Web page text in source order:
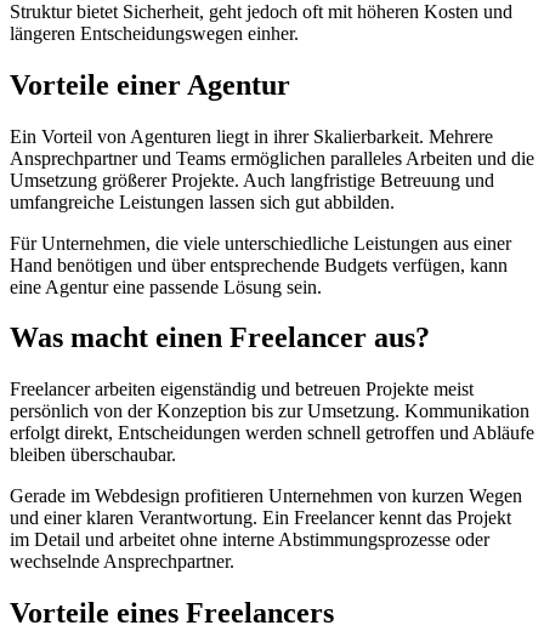
Struktur bietet Sicherheit, geht jedoch oft mit höheren Kosten und
längeren Entscheidungswegen einher.
Vorteile einer Agentur
Ein Vorteil von Agenturen liegt in ihrer Skalierbarkeit. Mehrere
Ansprechpartner und Teams ermöglichen paralleles Arbeiten und die
Umsetzung größerer Projekte. Auch langfristige Betreuung und
umfangreiche Leistungen lassen sich gut abbilden.
Für Unternehmen, die viele unterschiedliche Leistungen aus einer
Hand benötigen und über entsprechende Budgets verfügen, kann
eine Agentur eine passende Lösung sein.
Was macht einen Freelancer aus?
Freelancer arbeiten eigenständig und betreuen Projekte meist
persönlich von der Konzeption bis zur Umsetzung. Kommunikation
erfolgt direkt, Entscheidungen werden schnell getroffen und Abläufe
bleiben überschaubar.
Gerade im Webdesign profitieren Unternehmen von kurzen Wegen
und einer klaren Verantwortung. Ein Freelancer kennt das Projekt
im Detail und arbeitet ohne interne Abstimmungsprozesse oder
wechselnde Ansprechpartner.
Vorteile eines Freelancers